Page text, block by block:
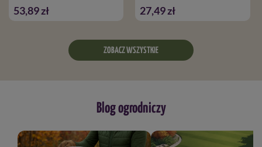
53,89 zł 27,49 zł
ZOBACZ WSZYSTKIE
Blog ogrodniczy